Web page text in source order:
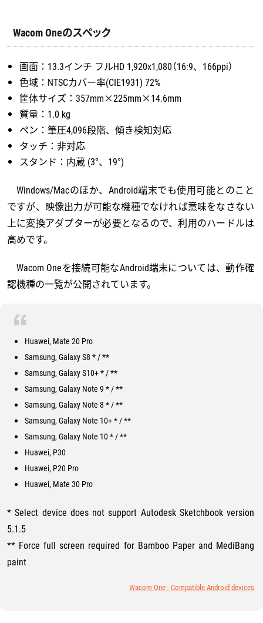
Wacom Oneのスペック
画面：13.3インチ フルHD 1,920x1,080（16:9、166ppi）
色域：NTSCカバー率(CIE1931) 72%
筐体サイズ：357mm×225mm×14.6mm
質量：1.0 kg
ペン：筆圧4,096段階、傾き検知対応
タッチ：非対応
スタンド：内蔵 (3°、19°)
Windows/Macのほか、Android端末でも使用可能とのこと
ですが、映像出力が可能な機種でなければ意味をなさない
上に変換アダプターが必要となるので、利用のハードルは
高めです。
Wacom Oneを接続可能なAndroid端末については、動作確
認機種の一覧が公開されています。
Huawei, Mate 20 Pro
Samsung, Galaxy S8 * / **
Samsung, Galaxy S10+ * / **
Samsung, Galaxy Note 9 * / **
Samsung, Galaxy Note 8 * / **
Samsung, Galaxy Note 10+ * / **
Samsung, Galaxy Note 10 * / **
Huawei, P30
Huawei, P20 Pro
Huawei, Mate 30 Pro
* Select device does not support Autodesk Sketchbook version
5.1.5
** Force full screen required for Bamboo Paper and MediBang
paint
Wacom One - Compatible Android devices